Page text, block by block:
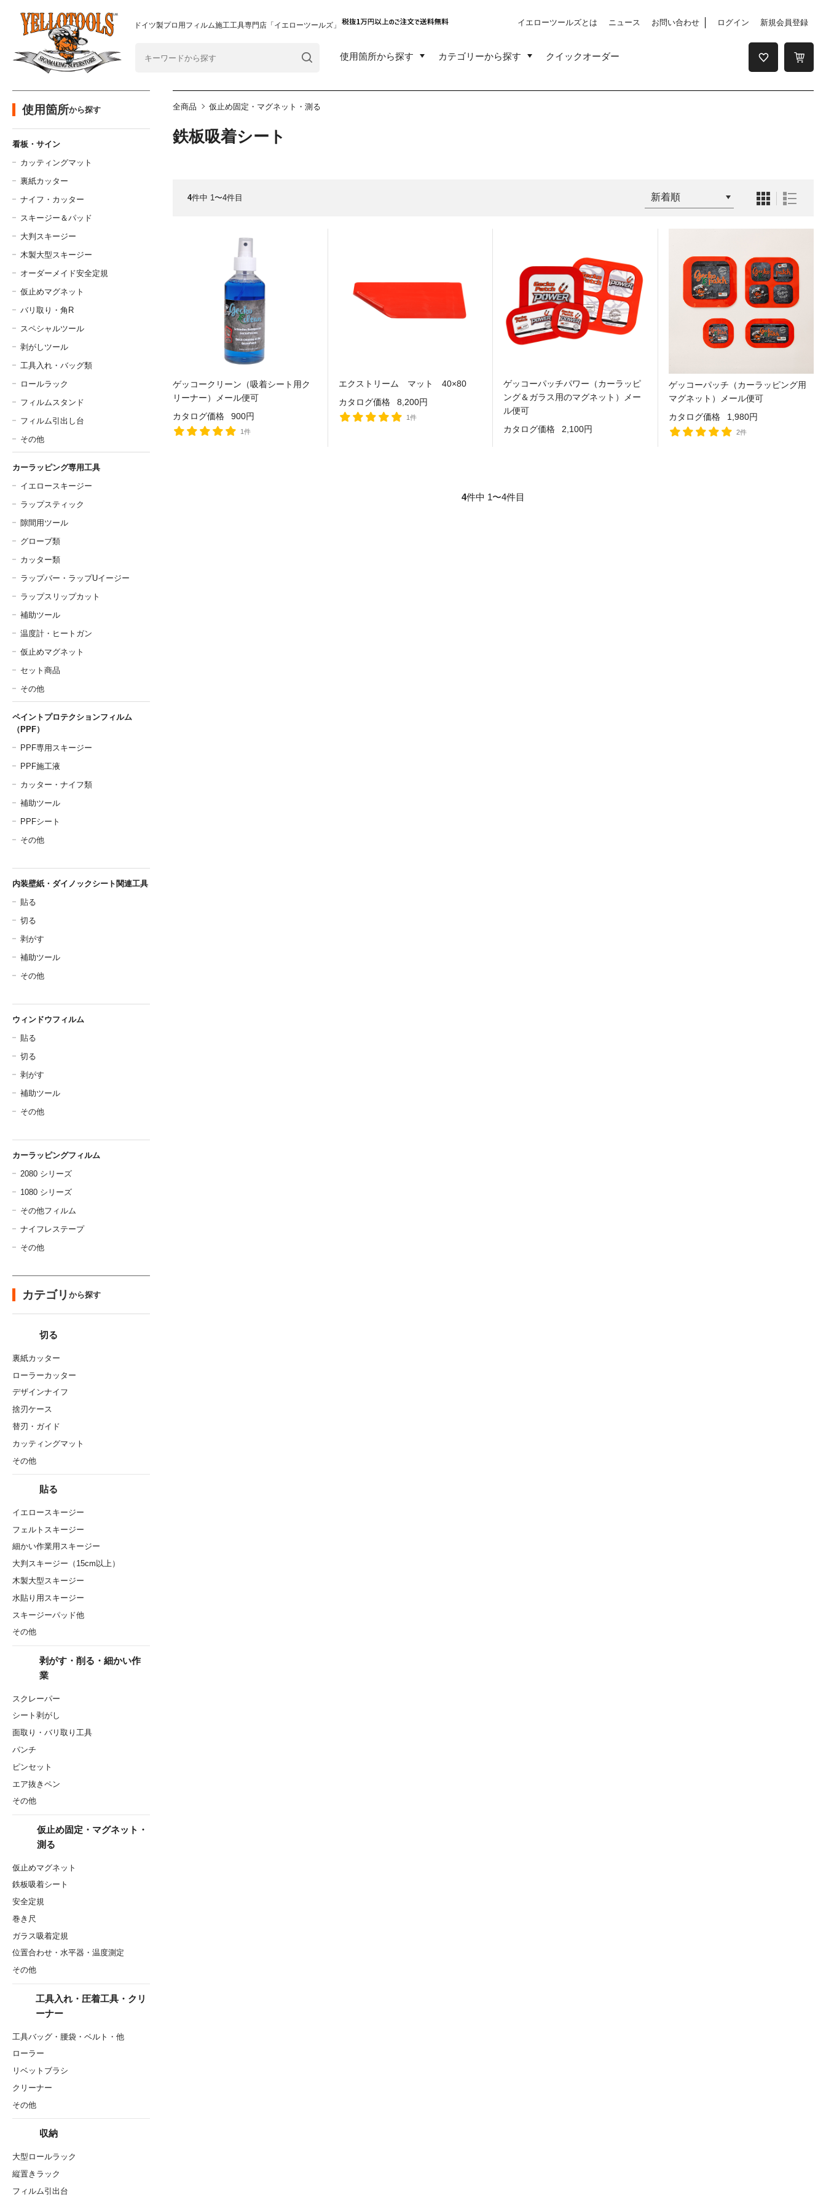
重要なおしらせ
ドイツ製プロ用フィルム施工工具専門店「イエローツールズ」 イエローツールズとは ニュース お問い合わせ ログイン 新規会員登録
使用箇所から探す カテゴリーから探す クイックオーダー
全商品 仮止め固定・マグネット・測る
鉄板吸着シート
4件中 1〜4件目
ゲッコークリーン（吸着シート用ク
リーナー）メール便可
カタログ価格
900円
1件
エクストリーム マット 40×80
カタログ価格
8,200円
1件
ゲッコーパッチパワー（カーラッピ
ング＆ガラス用のマグネット）メー
ル便可
カタログ価格
2,100円
ゲッコーパッチ（カーラッピング用
マグネット）メール便可
カタログ価格
1,980円
2件
4件中 1〜4件目
使用箇所から探す
看板・サイン
カッティングマット
裏紙カッター
ナイフ・カッター
スキージー＆パッド
大判スキージー
木製大型スキージー
オーダーメイド安全定規
仮止めマグネット
バリ取り・角R
スペシャルツール
剥がしツール
工具入れ・バッグ類
ロールラック
フィルムスタンド
フィルム引出し台
その他
カーラッピング専用工具
イエロースキージー
ラップスティック
隙間用ツール
グローブ類
カッター類
ラップバー・ラップUイージー
ラップスリップカット
補助ツール
温度計・ヒートガン
仮止めマグネット
セット商品
その他
ペイントプロテクションフィルム
（PPF）
PPF専用スキージー
PPF施工液
カッター・ナイフ類
補助ツール
PPFシート
その他
内装壁紙・ダイノックシート関連工具
貼る
切る
剥がす
補助ツール
その他
ウィンドウフィルム
貼る
切る
剥がす
補助ツール
その他
カーラッピングフィルム
2080 シリーズ
1080 シリーズ
その他フィルム
ナイフレステープ
その他
カテゴリ から探す
切る
裏紙カッター
ローラーカッター
デザインナイフ
捨刃ケース
替刃・ガイド
カッティングマット
その他
貼る
イエロースキージー
フェルトスキージー
細かい作業用スキージー
大判スキージー（15cm以上）
木製大型スキージー
水貼り用スキージー
スキージーパッド他
その他
剥がす・削る・細かい作
業
スクレーパー
シート剥がし
面取り・バリ取り工具
パンチ
ピンセット
エア抜きペン
その他
仮止め固定・マグネット・
測る
仮止めマグネット
鉄板吸着シート
安全定規
巻き尺
ガラス吸着定規
位置合わせ・水平器・温度測定
その他
工具入れ・圧着工具・クリ
ーナー
工具バッグ・腰袋・ベルト・他
ローラー
リベットブラシ
クリーナー
その他
収納
大型ロールラック
縦置きラック
フィルム引出台